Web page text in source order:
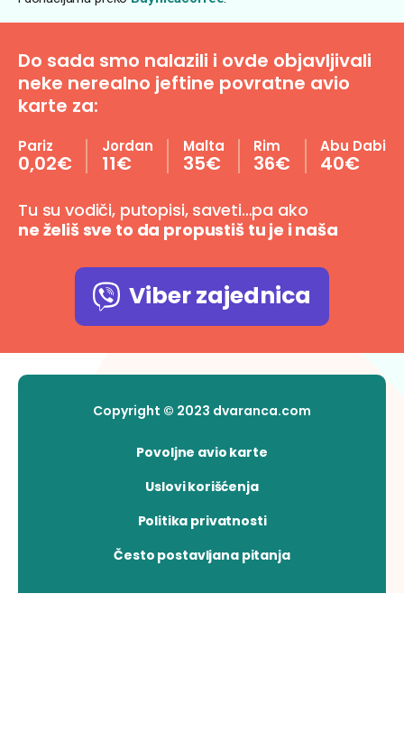
Do sada smo nalazili i ovde objavljivali
neke nerealno jeftine povratne avio
karte za:
Pariz
0,02€
Jordan
11€
Malta
35€
Rim
36€
Abu Dabi
40€
Tu su vodiči, putopisi, saveti…pa ako
ne želiš sve to da propustiš tu je i naša
Viber zajednica
Copyright © 2023 dvaranca.com
Povoljne avio karte
Uslovi korišćenja
Politika privatnosti
Često postavljana pitanja